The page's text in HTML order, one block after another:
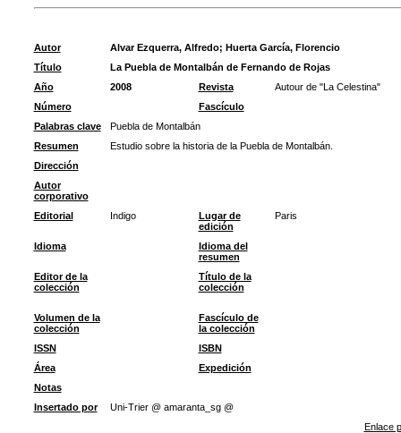
Autor Alvar Ezquerra, Alfredo; Huerta García, Florencio
Título
La Puebla de Montalbán de Fernando de Rojas
Año
2008 Revista
Autour de "La Celestina"
Número
Fascículo
Palabras clave
Puebla de Montalbán
Resumen
Estudio sobre la historia de la Puebla de Montalbán.
Dirección
Autor
corporativo
Editorial
Indigo
Lugar de
edición
Paris
Idioma
Idioma del
resumen
Editor de la
colección
Título de la
colección
Volumen de la
colección
Fascículo de
la colección
ISSN
ISBN
Área
Expedición
Notas
Insertado por
Uni-Trier @ amaranta_sg @
Enlace